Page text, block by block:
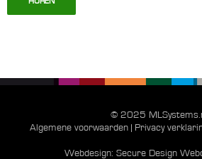
© 2025
Algemene voorwaarden| Privacy
Webdesign: Secure Design